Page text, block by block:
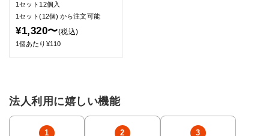
1セット12個入
1セット(12個)から注文可能
¥1,320〜(税込)
1個あたり¥110
法人利用に嬉しい機能